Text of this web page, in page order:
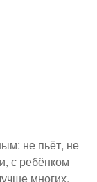
не пьёт, не
с ребёнком
многих.